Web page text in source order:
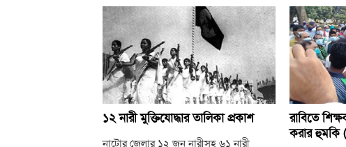
১২ নারী মুক্তিযোদ্ধার তালিকা প্রকাশ
নাটোর জেলার ১২ জন নারীসহ ৬১ নারী
রাবিতে
করার হুমকি